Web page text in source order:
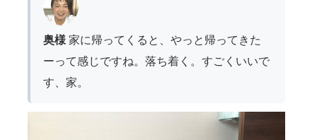
奥様家に帰ってくると、やっと帰ってきた
ーって感じですね。落ち着く。すごくいいで
す、家。